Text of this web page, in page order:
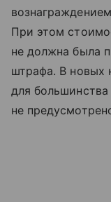
При этом
не должна была
штрафа. В новых
для
не